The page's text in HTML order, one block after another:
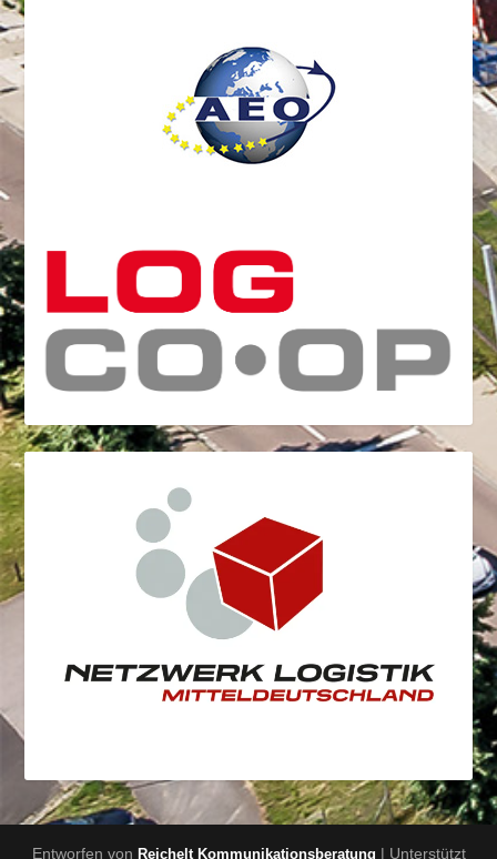
Entworfen von Reichelt Kommunikationsberatung | Unterstützt